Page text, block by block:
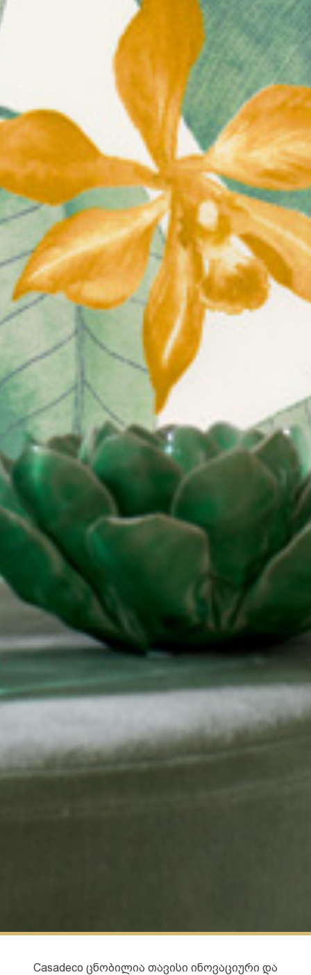
Casadeco ცნობილია თავისი ინოვაციური და